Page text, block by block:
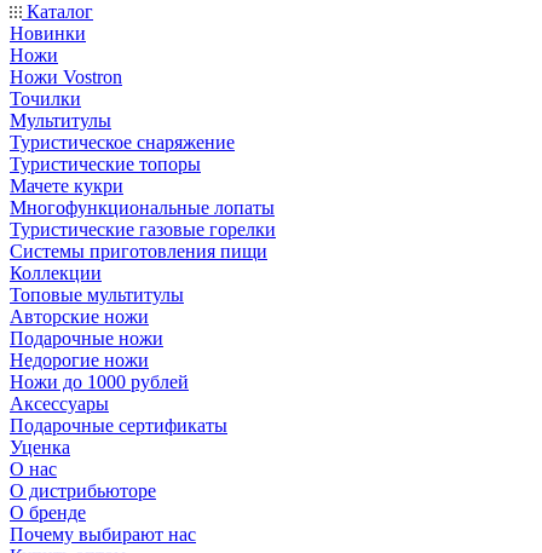
Каталог
Новинки
Ножи
Ножи Vostron
Точилки
Мультитулы
Туристическое снаряжение
Туристические топоры
Мачете кукри
Многофункциональные лопаты
Туристические газовые горелки
Системы приготовления пищи
Коллекции
Топовые мультитулы
Авторские ножи
Подарочные ножи
Недорогие ножи
Ножи до 1000 рублей
Аксессуары
Подарочные сертификаты
Уценка
О нас
О дистрибьюторе
О бренде
Почему выбирают нас